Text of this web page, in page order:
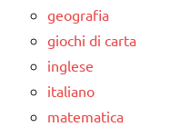
LINGUAGGIO
MONTESSORI
materiale
didattico
ARGOMENTI
PER ETA'
TUTTI GLI
geografia
giochi di carta
inglese
italiano
matematica